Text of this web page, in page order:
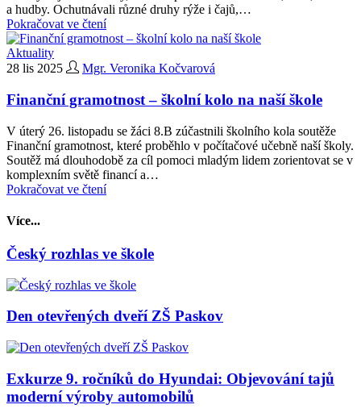
a hudby. Ochutnávali různé druhy rýže i čajů,…
Pokračovat ve čtení
Aktuality
28 lis 2025
Mgr. Veronika Kočvarová
Finanční gramotnost – školní kolo na naší škole
V úterý 26. listopadu se žáci 8.B zúčastnili školního kola soutěže
Finanční gramotnost, které proběhlo v počítačové učebně naší školy.
Soutěž má dlouhodobě za cíl pomoci mladým lidem zorientovat se v
komplexním světě financí a…
Pokračovat ve čtení
Více...
Český rozhlas ve škole
Den otevřených dveří ZŠ Paskov
Exkurze 9. ročníků do Hyundai: Objevování tajů
moderní výroby automobilů